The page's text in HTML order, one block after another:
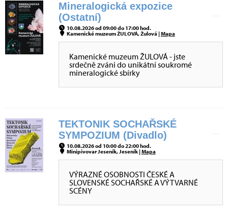
Mineralogická expozice
(Ostatní)
10.08.2026 od 09:00 do 17:00 hod.
Kamenické muzeum ŽULOVÁ, Žulová |Mapa
Kamenické muzeum ŽULOVÁ - jste
srdečně zváni do unikátní soukromé
mineralogické sbírky
TEKTONIK SOCHAŘSKÉ
SYMPOZIUM (Divadlo)
10.08.2026 od 10:00 do 22:00 hod.
Minipivovar Jeseník, Jeseník |Mapa
VÝRAZNÉ OSOBNOSTI ČESKÉ A
SLOVENSKÉ SOCHAŘSKÉ A VÝTVARNÉ
SCÉNY